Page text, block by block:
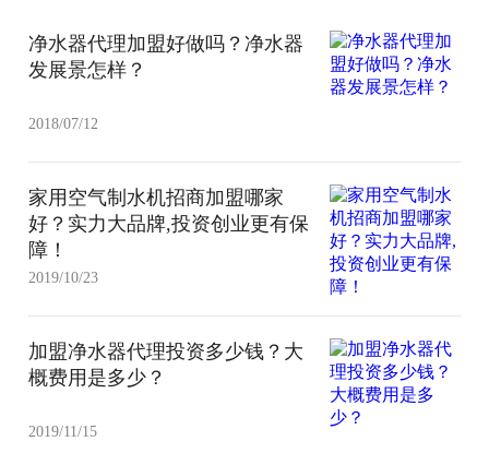
净水器代理加盟好做吗？净水器
发展景怎样？
2018/07/12
家用空气制水机招商加盟哪家
好？实力大品牌,投资创业更有保
障！
2019/10/23
加盟净水器代理投资多少钱？大
概费用是多少？
2019/11/15